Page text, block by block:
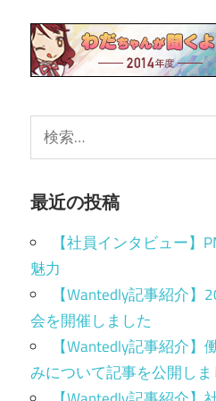
最近の投稿
【社員インタビュー】
魅力
【Wantedly記事紹介
会を開催しました
【Wantedly記事紹介
みについて記事を公開しま